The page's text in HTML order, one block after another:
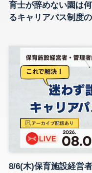
育士が辞めない園は
るキャリアパス制度
8/6(木)保育施設経営